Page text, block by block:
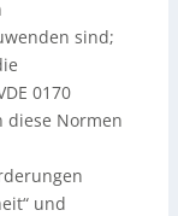
sind;
0170
diese Normen
und